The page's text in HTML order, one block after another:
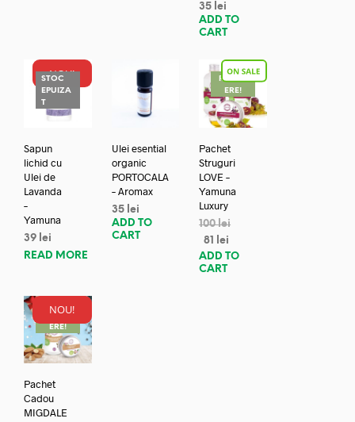
35 lei
ADD TO
CART
NOU!
STOC
EPUIZA
T
Sapun
lichid cu
Ulei de
Lavanda
–
Yamuna
39 lei
READ MORE
Ulei esential
organic
PORTOCALA
– Aromax
35 lei
ADD TO
CART
REDUC
ERE!
Pachet
Struguri
LOVE –
Yamuna
Luxury
100lei
81
lei
ADD TO
CART
NOU!
REDUC
ERE!
Pachet
Cadou
MIGDALE